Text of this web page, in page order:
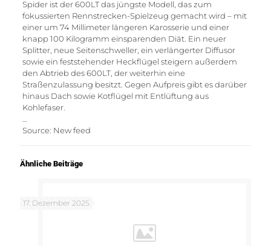
Spider ist der 600LT das jüngste Modell, das zum
fokussierten Rennstrecken-Spielzeug gemacht wird – mit
einer um 74 Millimeter längeren Karosserie und einer
knapp 100 Kilogramm einsparenden Diät. Ein neuer
Splitter, neue Seitenschweller, ein verlängerter Diffusor
sowie ein feststehender Heckflügel steigern außerdem
den Abtrieb des 600LT, der weiterhin eine
Straßenzulassung besitzt. Gegen Aufpreis gibt es darüber
hinaus Dach sowie Kotflügel mit Entlüftung aus
Kohlefaser.
Source: New feed
Ähnliche Beiträge
17. Dezember 2025